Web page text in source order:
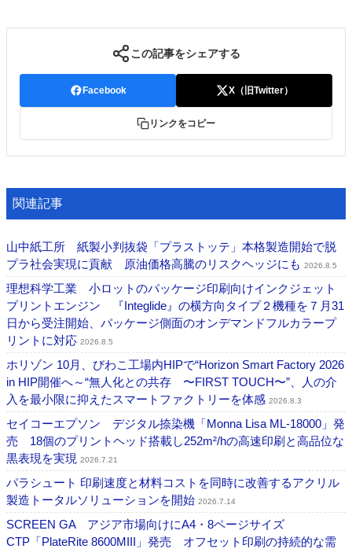
この記事をシェアする
Facebook X（旧Twitter）
リンクをコピー
関連記事
山中紙工所 紙製小判抜袋「プラストッテ」本格製造開始で脱
プラ社会実現に貢献 原油価格高騰のリスクヘッジにも 2026.8.5
理想科学工業 小ロットのパッケージ印刷向けインクジェット
プリントエンジン 『Integlide』の横方向タイプ２機種を７月31
日から受注開始、パッケージ側面のオンデマンドフルカラープ
リントに対応 2026.8.5
ホリゾン 10月、びわこ工場内HIPで“Horizon Smart Factory 2026
in HIP開催へ～“無人化との共存 〜FIRST TOUCH〜”、人の介
入を最小限に抑えたスマートファクトリーを体感 2026.8.3
セイコーエプソン デジタル捺染機「Monna Lisa ML-18000」発
売 18個のプリントヘッド搭載し252m²/hの高速印刷と高品位な
黒表現を実現 2026.7.21
パラシュート 印刷速度と材料コストを同時に改善するアクリル
製造トータルソリューションを開始 2026.7.14
SCREEN GA アジア市場向けにA4・8ページサイズ
CTP「PlateRite 8600MIII」発売 オフセット印刷の持続的な需